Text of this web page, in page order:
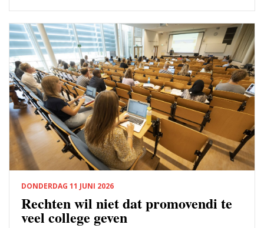
DONDERDAG 11 JUNI 2026
Rechten wil niet dat promovendi te
veel college geven